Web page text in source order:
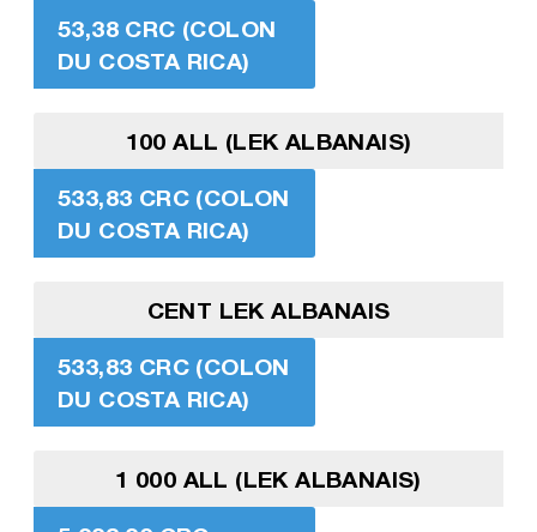
53,38 CRC (COLON
DU COSTA RICA)
100 ALL (LEK ALBANAIS)
533,83 CRC (COLON
DU COSTA RICA)
CENT LEK ALBANAIS
533,83 CRC (COLON
DU COSTA RICA)
1 000 ALL (LEK ALBANAIS)